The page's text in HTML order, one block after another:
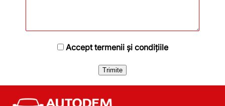
Accept termenii și condițiile
Trimite